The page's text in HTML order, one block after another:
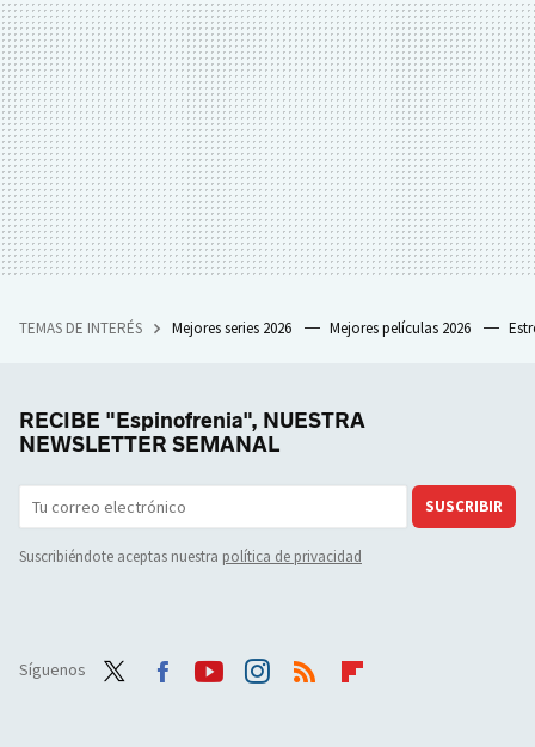
TEMAS DE INTERÉS Mejores series 2026 Mejores películas 2026
RECIBE "Espinofrenia", NUESTRA
NEWSLETTER SEMANAL
SUSCRIBIR
Suscribiéndote aceptas nuestra política de privacidad
Síguenos